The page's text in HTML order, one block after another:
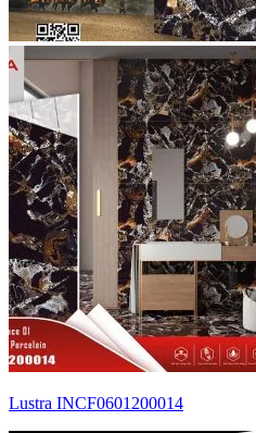
Lustra INCF0601200014